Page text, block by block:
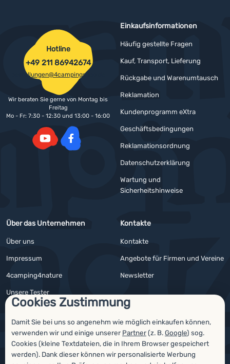
Cookies Zustimmung
Damit Sie bei uns so angenehm wie möglich einkaufen können,
verwenden wir und einige unserer Partner(z. B.Google) sog.
Cookies (kleine Textdateien, die in Ihrem Browser gespeichert
werden). Dank dieser können wir personalisierte Werbung
Einkaufsinformationen
Häufig gestellte Fragen
Kauf, Transport, Lieferung
Rückgabe und Warenumtausch
Reklamation
Kundenprogramm eXtra
Geschäftsbedingungen
Reklamationsordnung
Datenschutzerklärung
Wartung und
Sicherheitshinweise
Über das Unternehmen
Über uns
Impressum
4camping4nature
Unsere Tester
Kontakte
Kontakte
Angebote für Firmen und Vereine
Newsletter
Hotline
+49 211 86942674
bestellungen@4campingshop.de
Wir beraten Sie gerne von Montag bis
Freitag
Mo - Fr: 7:30 - 12:30 und 13:00 - 16:00
Auszeichnungen